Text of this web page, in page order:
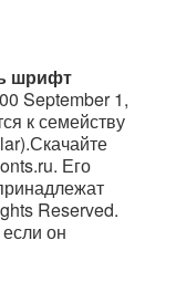
шрифт
September 1,
к семейству
Его
Reserved.
он